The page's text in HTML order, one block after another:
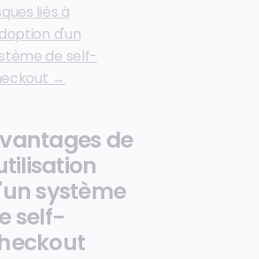
liés à
d'un
de self-
→
de
système
self-